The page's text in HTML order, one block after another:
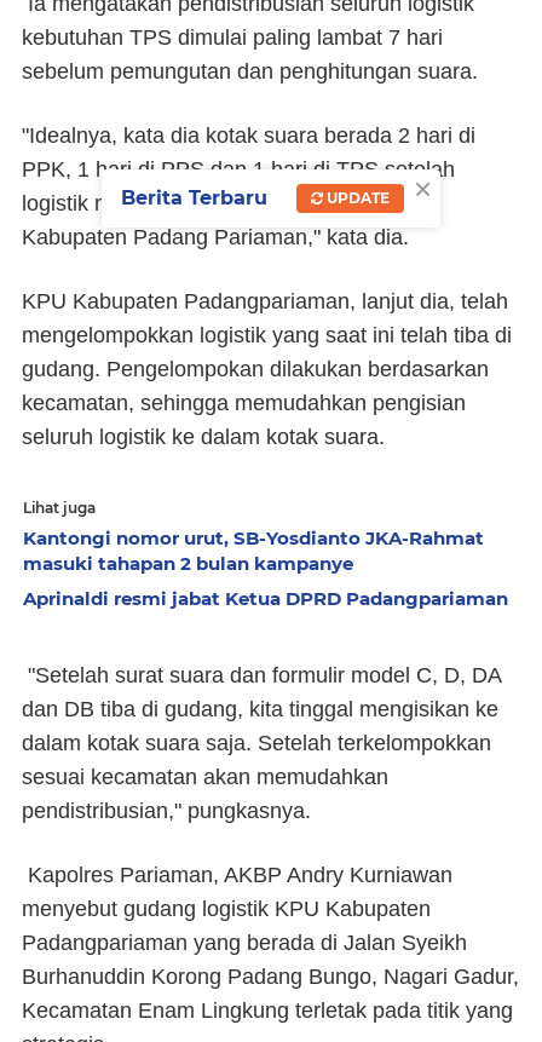
kebutuhan TPS dimulai paling lambat 7 hari
sebelum pemungutan dan penghitungan suara.
"Idealnya, kata dia kotak suara berada 2 hari di
PPK, 1 hari di PPS dan 1 hari di TPS setelah
logistik mulai bergerak dari gudang KPU
Kabupaten Padang Pariaman," kata dia.
KPU Kabupaten Padangpariaman, lanjut dia, telah
mengelompokkan logistik yang saat ini telah tiba di
gudang. Pengelompokan dilakukan berdasarkan
kecamatan, sehingga memudahkan pengisian
seluruh logistik ke dalam kotak suara.
Lihat juga
Kantongi nomor urut, SB-Yosdianto JKA-Rahmat
masuki tahapan 2 bulan kampanye
Aprinaldi resmi jabat Ketua DPRD Padangpariaman
"Setelah surat suara dan formulir model C, D, DA
dan DB tiba di gudang, kita tinggal mengisikan ke
dalam kotak suara saja. Setelah terkelompokkan
sesuai kecamatan akan memudahkan
pendistribusian," pungkasnya.
Kapolres Pariaman, AKBP Andry Kurniawan
menyebut gudang logistik KPU Kabupaten
Padangpariaman yang berada di Jalan Syeikh
Burhanuddin Korong Padang Bungo, Nagari Gadur,
Kecamatan Enam Lingkung terletak pada titik yang
×
Berita Terbaru UPDATE